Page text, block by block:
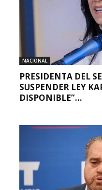
NACIONAL
PRESIDENTA DEL
SUSPENDER LEY
DISPONIBLE”...